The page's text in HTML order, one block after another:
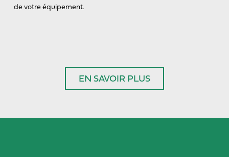
de votre équipement.
EN SAVOIR PLUS